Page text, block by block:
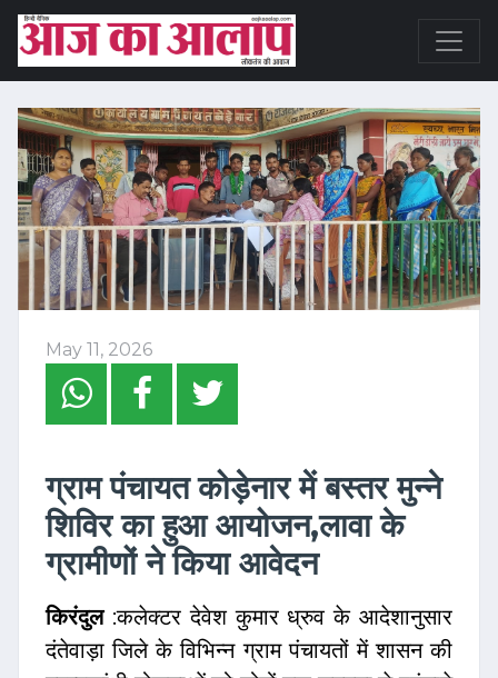
May 11, 2026
ग्राम पंचायत कोड़ेनार में बस्तर मुन्ने
शिविर का हुआ आयोजन,लावा के
ग्रामीणों ने किया आवेदन
किरंदुल:कलेक्टर देवेश कुमार ध्रुव के आदेशानुसार
दंतेवाड़ा जिले के विभिन्न ग्राम पंचायतों में शासन की